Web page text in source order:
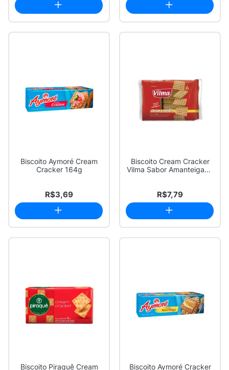
Biscoito Aymoré Cream
Cracker 164g
R$3,69
Biscoito Cream Cracker
Vilma Sabor Amanteigado
R$7,79
Biscoito Piraquê Cream
Biscoito Aymoré Cracker